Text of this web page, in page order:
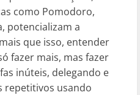
como Pomodoro,
potencializam a
que isso, entender
fazer mais, mas fazer
inúteis, delegando e
repetitivos usando